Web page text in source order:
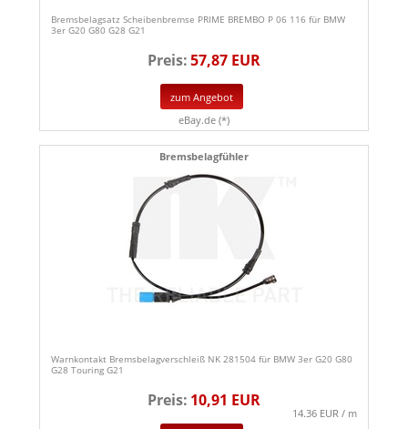
Bremsbelagsatz Scheibenbremse PRIME BREMBO P 06 116 für BMW
3er G20 G80 G28 G21
Preis:57,87 EUR
zum Angebot
eBay.de (*)
Bremsbelagfühler
Warnkontakt Bremsbelagverschleiß NK 281504 für BMW 3er G20 G80
G28 Touring G21
Preis: 10,91 EUR
14.36 EUR / m